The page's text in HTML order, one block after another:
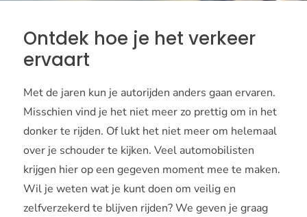
Ontdek hoe je het verkeer
ervaart
Met de jaren kun je autorijden anders gaan ervaren.
Misschien vind je het niet meer zo prettig om in het
donker te rijden. Of lukt het niet meer om helemaal
over je schouder te kijken. Veel automobilisten
krijgen hier op een gegeven moment mee te maken.
Wil je weten wat je kunt doen om veilig en
zelfverzekerd te blijven rijden? We geven je graag